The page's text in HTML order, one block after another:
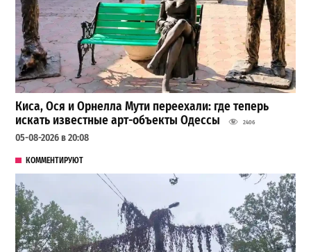
Киса, Ося и Орнелла Мути переехали: где теперь
искать известные арт-объекты Одессы
2406
05-08-2026 в 20:08
КОММЕНТИРУЮТ